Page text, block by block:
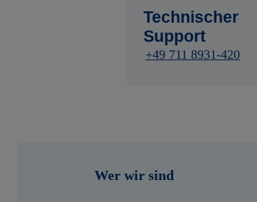
Technischer
Support
+49 711 8931-420
Wer wir sind